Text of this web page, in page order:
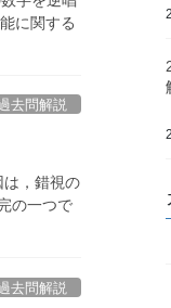
に関する
去問解説
，錯視の
の一つで
去問解説